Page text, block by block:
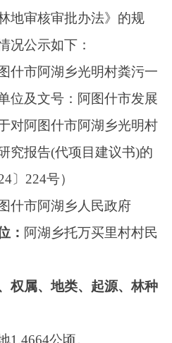
号）
阿湖乡人民政府
、地类、起源、林种
公顷。
木林地1.4246公顷，
全部为集体林地，经
湖乡托万买里村村民